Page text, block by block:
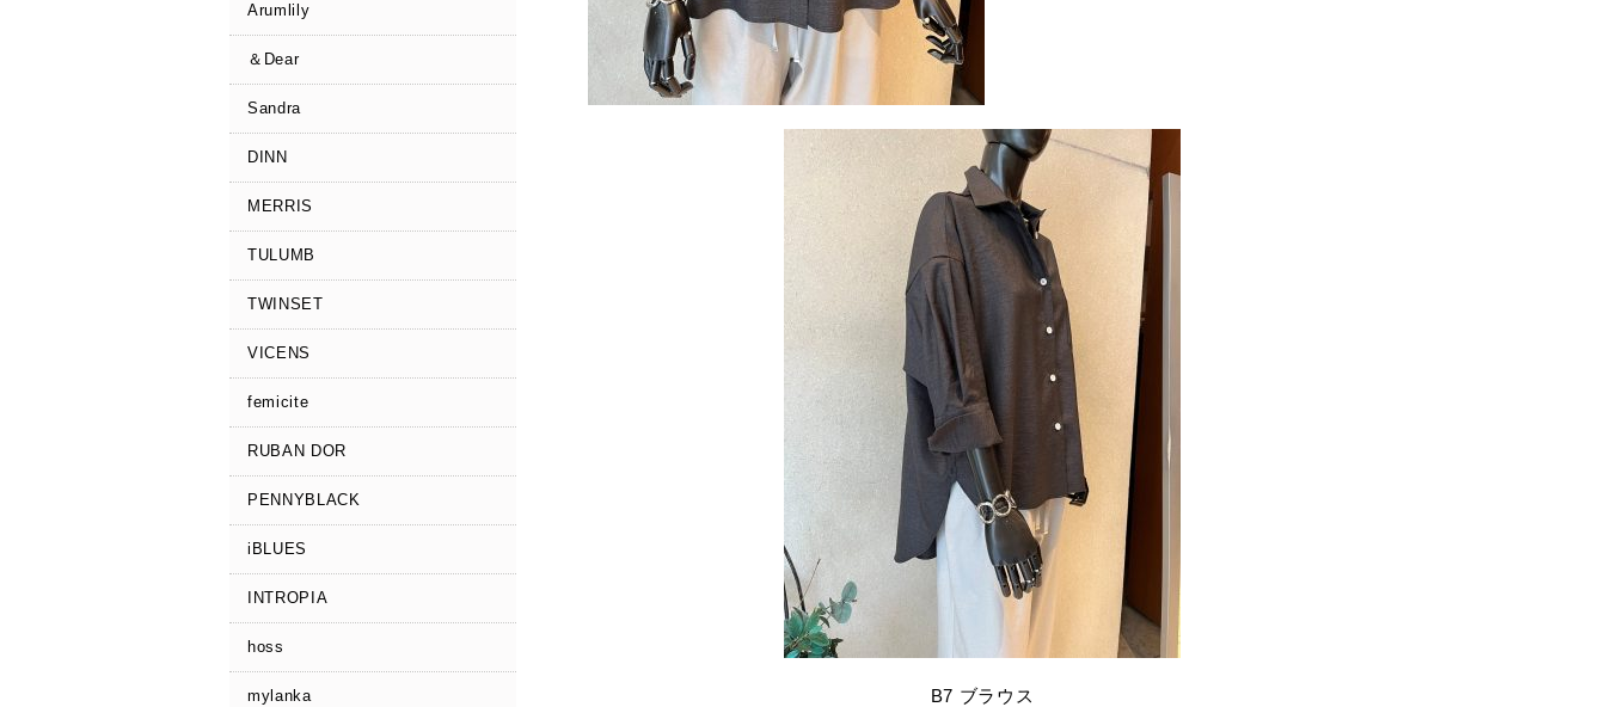
Arumlily
＆Dear
Sandra
DINN
MERRIS
TULUMB
TWINSET
VICENS
femicite
RUBAN DOR
PENNYBLACK
iBLUES
INTROPIA
hoss
mylanka B7 ブラウス